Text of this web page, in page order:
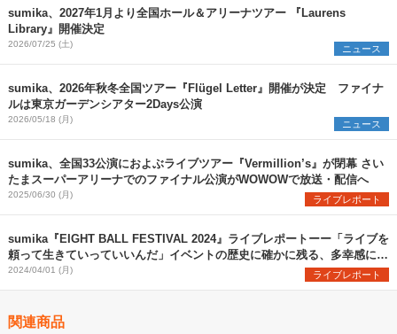
sumika、2027年1月より全国ホール＆アリーナツアー 『Laurens
Library』開催決定
2026/07/25 (土) ニュース
sumika、2026年秋冬全国ツアー『Flügel Letter』開催が決定 ファイナ
ルは東京ガーデンシアター2Days公演
2026/05/18 (月) ニュース
sumika、全国33公演におよぶライブツアー『Vermillion’s』が閉幕 さい
たまスーパーアリーナでのファイナル公演がWOWOWで放送・配信へ
2025/06/30 (月) ライブレポート
sumika『EIGHT BALL FESTIVAL 2024』ライブレポートーー「ライブを
頼って生きていっていいんだ」イベントの歴史に確かに残る、多幸感に満
ちた瞬間を目撃
2024/04/01 (月) ライブレポート
関連商品